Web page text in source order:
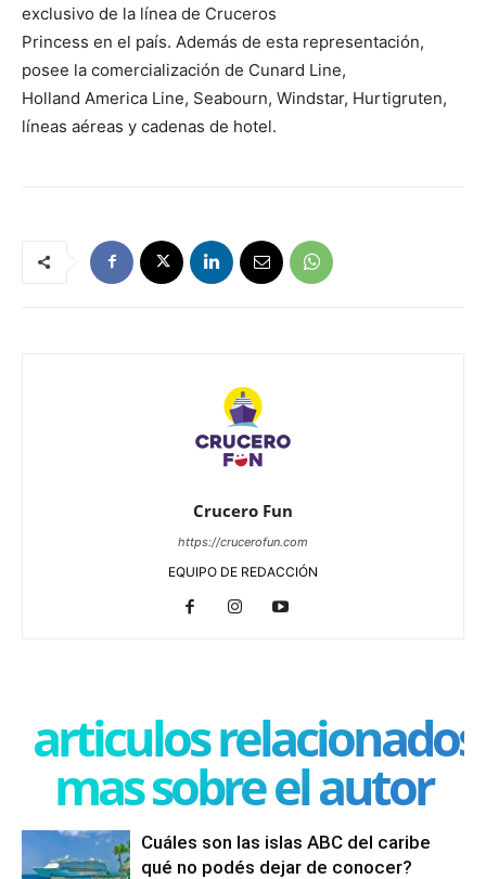
exclusivo de la línea de Cruceros
Princess en el país. Además de esta representación,
posee la comercialización de Cunard Line,
Holland America Line, Seabourn, Windstar, Hurtigruten,
líneas aéreas y cadenas de hotel.
Crucero Fun
https://crucerofun.com
EQUIPO DE REDACCIÓN
articulos relacionados
mas sobre el autor
Cuáles son las islas ABC del caribe
qué no podés dejar de conocer?